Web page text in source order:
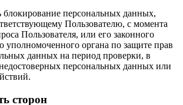
блокирование персональных данных,
Пользователю, с момента
Пользователя, или его законного
уполномоченного органа по защите прав
данных на период проверки, в
персональных данных или
сторон